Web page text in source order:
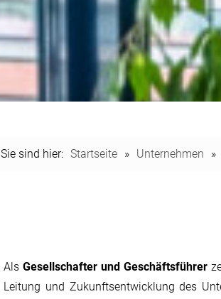
Sie sind hier: Startseite » Unternehmen »
Als Gesellschafter und Geschäftsführer
Leitung und Zukunftsentwicklung des